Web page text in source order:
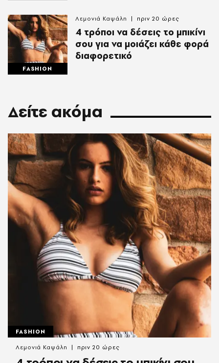
FASHION
4 τρόποι να δέσεις το μπικίνι
σου για να μοιάζει κάθε φορά
διαφορετικό
Λεμονιά Καψάλη πριν 20 ώρες
Δείτε ακόμα
FASHION
Λεμονιά Καψάλη πριν 20 ώρες